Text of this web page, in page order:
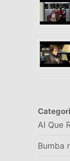
AI Que
Bumba